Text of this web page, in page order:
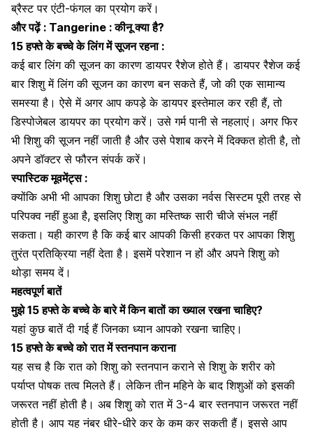
ब्रैस्ट पर एंटी-फंगल का प्रयोग करें।
और पढ़ें : Tangerine : कीनू क्या है?
15 हफ्ते के बच्चे के लिंग में सूजन रहना :
कई बारलिंगकी सूजन का कारणडायपर रैशेजहोते हैं। डायपररैशेजकई
बार शिशु में लिंग की सूजन का कारण बन सकते हैं, जो की एक सामान्य
समस्या है। ऐसे में अगर आप कपड़े के डायपर इस्तेमाल कर रही हैं, तो
डिस्पोजेबल डायपर का प्रयोग करें। उसे गर्म पानी से नहलाएं। अगर फिर
भी शिशु की सूजन नहीं जाती है और उसे पेशाब करने में दिक्कत होती है, तो
अपने डॉक्टर से फौरन संपर्क करें।
स्पास्टिक मूवमेंट्स :
क्योंकि अभी भी आपका शिशु छोटा है और उसका नर्वस सिस्टम पूरी तरह से
परिपक्व नहीं हुआ है, इसलिए शिशु का मस्तिष्क सारी चीजे संभल नहीं
सकता। यही कारण है कि कई बार आपकी किसी हरकत पर आपका शिशु
तुरंत प्रतिक्रिया नहीं देता है। इसमें परेशान न हों और अपने शिशु को
थोड़ा समय दें।
महत्वपूर्ण बातें
मुझे 15 हफ्ते के बच्चे के बारे में किन बातों का ख्याल रखना चाहिए?
यहां कुछ बातें दी गई हैं जिनका ध्यान आपको रखना चाहिए।
15 हफ्ते के बच्चे को रात में स्तनपान कराना
यह सच है कि रात को शिशु को स्तनपान कराने से शिशु के शरीर को
पर्याप्त पोषक तत्व मिलते हैं। लेकिन तीन महिने के बाद शिशुओं को इसकी
जरूरत नहीं होती है। अब शिशु को रात में 3-4 बार स्तनपान जरूरत नहीं
होती है। आप यह नंबर धीरे-धीरे कर के कम कर सकती हैं। इससे आप